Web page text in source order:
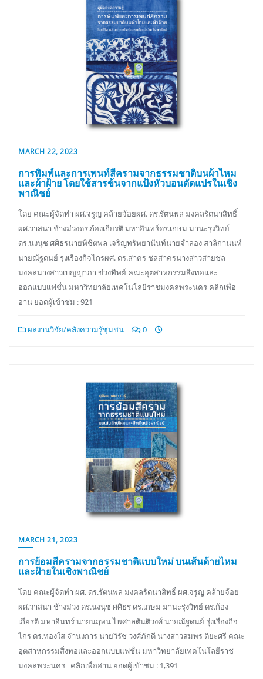
MARCH 22, 2023
การพิมพ์และการเพนท์สีครามจากธรรมชาติบนผ้าไหม
และผ้าฝ้าย โดยใช้สารข้นจากแป้งหัวบอนดัดแปรในเชิง
พาณิชย์
โดย คณะผู้จัดทำ ผศ.จรูญ คล้ายจ้อยผศ. ดร.รัตนพล มงคลรัตนาสิทธิ์
ผศ.วาสนา ช้างม่วงดร.ก้องเกียรติ มหาอินทร์ดร.เกษม มานะรุ่งวิทย์
ดร.นงนุช ศศิธรนายพิชิตพล เจริญทรัพยานันท์นายจำลอง สาลิกานนท์
นายณัฐดนย์ รุ่งเรืองกิจไกรผศ. ดร.สาคร ชลสาครนางสาวสายชล
มงคลนางสาวเบญญาภา ข่วงทิพย์ คณะอุตสาหกรรมสิ่งทอและ
ออกแบบแฟชั่น มหาวิทยาลัยเทคโนโลยีราชมงคลพระนคร คลิกเพื่อ
อ่าน ยอดผู้เข้าชม : 921
ผลงานวิจัย/คลังความรู้ชุมชน 0
MARCH 21, 2023
การย้อมสีครามจากธรรมชาติแบบใหม่ บนเส้นด้ายไหม
และฝ้ายในเชิงพาณิชย์
โดย คณะผู้จัดทำ ผศ. ดร.รัตนพล มงคลรัตนาสิทธิ์ ผศ.จรูญ คล้ายจ้อย
ผศ.วาสนา ช้างม่วง ดร.นงนุช ศศิธร ดร.เกษม มานะรุ่งวิทย์ ดร.ก้อง
เกียรติ มหาอินทร์ นายนฤพน ไพศาลตันติวงศ์ นายณัฐดนย์ รุ่งเรืองกิจ
ไกร ดร.ทองใส จำนงการ นายวิรัช วงศ์ภักดี นางสาวสมพร ติยะศรี คณะ
อุตสาหกรรมสิ่งทอและออกแบบแฟชั่น มหาวิทยาลัยเทคโนโลยีราช
มงคลพระนคร คลิกเพื่ออ่าน ยอดผู้เข้าชม : 1,391